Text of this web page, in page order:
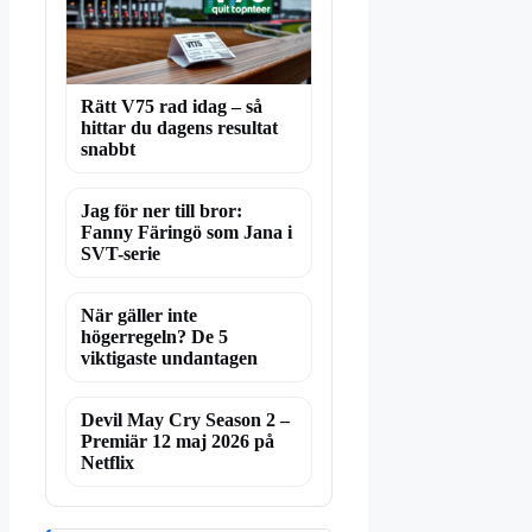
Rätt V75 rad idag – så
hittar du dagens resultat
snabbt
Jag för ner till bror:
Fanny Färingö som Jana i
SVT-serie
När gäller inte
högerregeln? De 5
viktigaste undantagen
Devil May Cry Season 2 –
Premiär 12 maj 2026 på
Netflix